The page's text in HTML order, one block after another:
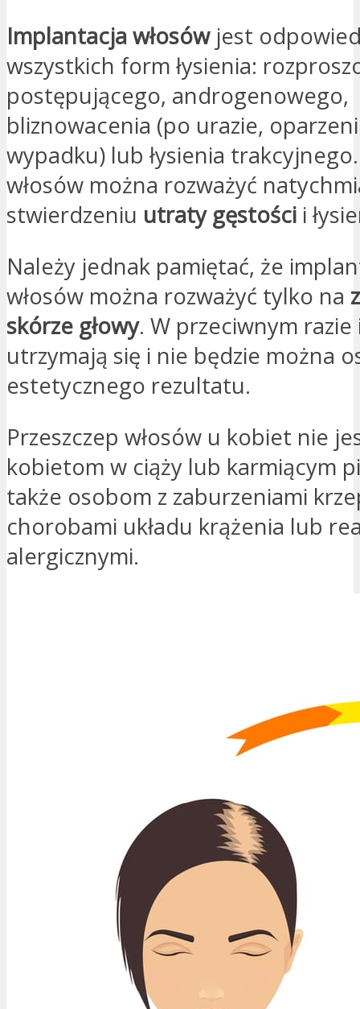
Implantacja włosówjest
wszystkich form łysienia:
postępującego, androgenowego,
bliznowacenia (po urazie,
wypadku) lub łysienia
włosów można rozważyć
stwierdzeniu utraty gęstości i
Należy jednak pamiętać, że
włosów można rozważyć tylko na
skórze głowy. W przeciwnym
utrzymają się i nie będzie można
estetycznego rezultatu.
Przeszczep włosów u kobiet nie
kobietom w ciąży lub karmiącym
także osobom z zaburzeniami
chorobami układu krążenia lub
alergicznymi.